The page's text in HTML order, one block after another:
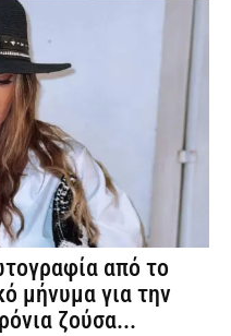
από το
μήνυμα για την
ζούσα...